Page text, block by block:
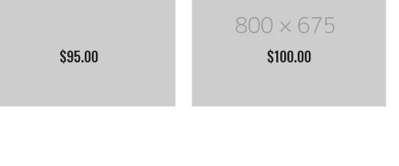
$95.00 $100.00